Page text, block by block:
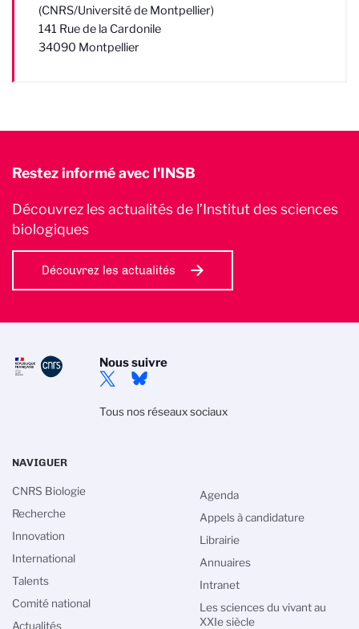
(CNRS/Université de Montpellier)
141 Rue de la Cardonile
34090 Montpellier
Restez informé avec l'INSB
Découvrez les actualités de l’Institut des sciences
biologiques
Découvrez les actualités
Nous suivre
Tous nos réseaux sociaux
NAVIGUER
CNRS Biologie
Recherche
Innovation
International
Talents
Comité national
Actualités
Agenda
Appels à candidature
Librairie
Annuaires
Intranet
Les sciences du vivant au
XXIe siècle